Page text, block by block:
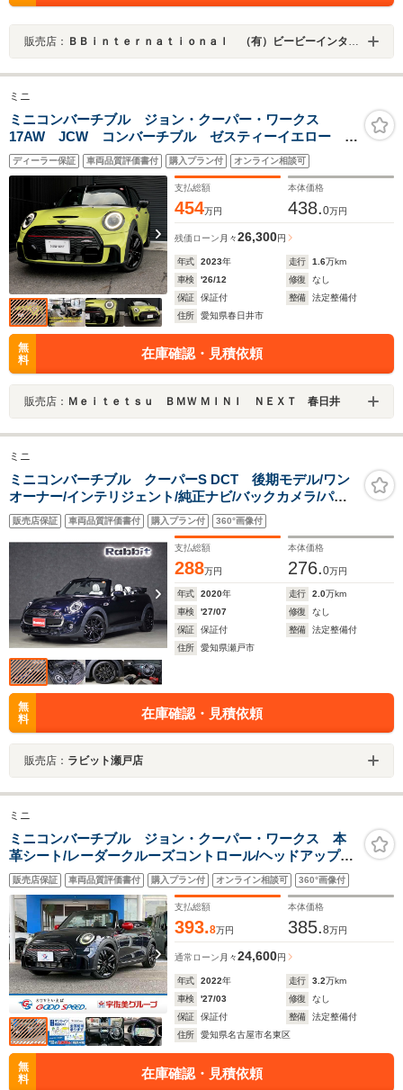
販売店： ＢＢｉｎｔｅｒｎａｔｉｏｎａｌ （有）ビービーインターナショナル
ミニ
ミニコンバーチブル ジョン・クーパー・ワークス
17AW JCW コンバーチブル ゼスティーイエロー 純
正ナビ ACC UKソフトトップ LED 前後PDC バッ
クカメラ ブラックホイール ブレンボ カープレイ
ワンオーナー 禁煙 NEXT認定中古車
ディーラー保証 車両品質評価書付 購入プラン付 オンライン相談可
支払総額
454万円
本体価格
438.0万円
残価ローン 月々26,300円
年式 2023年 走行 1.6万km
車検
'26/12 修復
なし
保証
保証付 整備
法定整備付
住所
愛知県春日井市
無
料
在庫確認・見積依頼
販売店： Ｍｅｉｔｅｔｓｕ ＢＭＷ ＭＩＮＩ ＮＥＸＴ 春日井
ミニ
ミニコンバーチブル クーパーS DCT 後期モデル/ワン
オーナー/インテリジェント/純正ナビ/バックカメラ/パー
クアシスト/ACC/ユニオンジャックテール/ユニオンジャ
ック柄ソフトトップ/LEDヘッド/アンビエント/ウインドデ
ィフレクター
販売店保証 車両品質評価書付 購入プラン付 360°画像付
支払総額
288万円
本体価格
276.0万円
年式 2020年 走行 2.0万km
車検
'27/07 修復
なし
保証
保証付 整備
法定整備付
住所
愛知県瀬戸市
無
料
在庫確認・見積依頼
販売店： ラビット瀬戸店
ミニ
ミニコンバーチブル ジョン・クーパー・ワークス 本
革シート/レーダークルーズコントロール/ヘッドアップデ
ィスプレイ/シートヒーター/衝突軽減ブレーキ/クリアラン
スソナー/ミラーETC/パドルシフト/ドライビングモード/
バックカメラ/コンフォートアクセス/
販売店保証 車両品質評価書付 購入プラン付 オンライン相談可 360°画像付
支払総額
393.8万円
本体価格
385.8万円
通常ローン 月々24,600円
年式 2022年 走行 3.2万km
車検
'27/03 修復
なし
保証
保証付 整備
法定整備付
住所
愛知県名古屋市名東区
無
料
在庫確認・見積依頼